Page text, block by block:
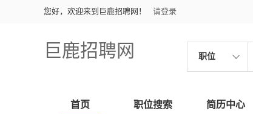
您好，欢迎来到巨鹿招聘网！ 请登录
巨鹿招聘网 职位
首页 职位搜索 简历中心